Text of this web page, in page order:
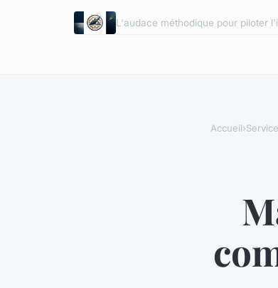
L'audace méthodique pour piloter
Accueil›